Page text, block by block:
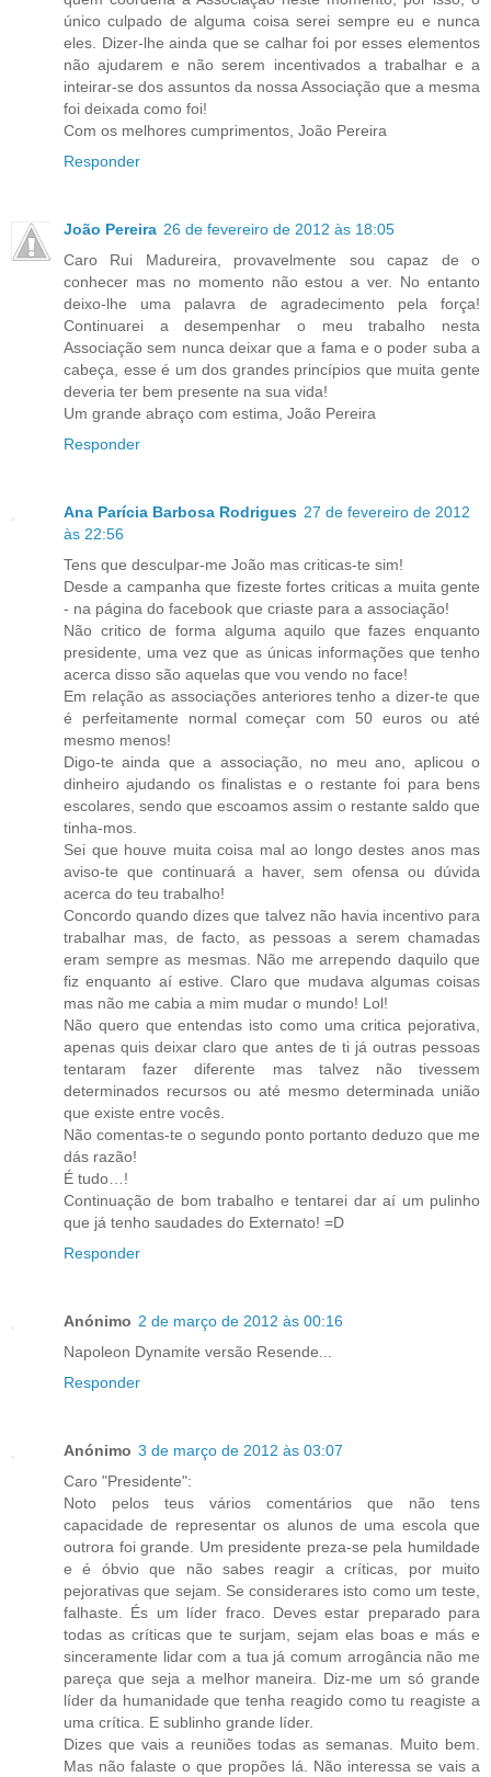
único culpado de alguma coisa serei sempre eu e nunca
eles. Dizer-lhe ainda que se calhar foi por esses elementos
não ajudarem e não serem incentivados a trabalhar e a
inteirar-se dos assuntos da nossa Associação que a mesma
foi deixada como foi!
Com os melhores cumprimentos, João Pereira
Responder
João Pereira 26 de fevereiro de 2012 às 18:05
Caro Rui Madureira, provavelmente sou capaz de o
conhecer mas no momento não estou a ver. No entanto
deixo-lhe uma palavra de agradecimento pela força!
Continuarei a desempenhar o meu trabalho nesta
Associação sem nunca deixar que a fama e o poder suba a
cabeça, esse é um dos grandes princípios que muita gente
deveria ter bem presente na sua vida!
Um grande abraço com estima, João Pereira
Responder
Ana Parícia Barbosa Rodrigues 27 de fevereiro de 2012
às 22:56
Tens que desculpar-me João mas criticas-te sim!
Desde a campanha que fizeste fortes criticas a muita gente
- na página do facebook que criaste para a associação!
Não critico de forma alguma aquilo que fazes enquanto
presidente, uma vez que as únicas informações que tenho
acerca disso são aquelas que vou vendo no face!
Em relação as associações anteriores tenho a dizer-te que
é perfeitamente normal começar com 50 euros ou até
mesmo menos!
Digo-te ainda que a associação, no meu ano, aplicou o
dinheiro ajudando os finalistas e o restante foi para bens
escolares, sendo que escoamos assim o restante saldo que
tinha-mos.
Sei que houve muita coisa mal ao longo destes anos mas
aviso-te que continuará a haver, sem ofensa ou dúvida
acerca do teu trabalho!
Concordo quando dizes que talvez não havia incentivo para
trabalhar mas, de facto, as pessoas a serem chamadas
eram sempre as mesmas. Não me arrependo daquilo que
fiz enquanto aí estive. Claro que mudava algumas coisas
mas não me cabia a mim mudar o mundo! Lol!
Não quero que entendas isto como uma critica pejorativa,
apenas quis deixar claro que antes de ti já outras pessoas
tentaram fazer diferente mas talvez não tivessem
determinados recursos ou até mesmo determinada união
que existe entre vocês.
Não comentas-te o segundo ponto portanto deduzo que me
dás razão!
É tudo…!
Continuação de bom trabalho e tentarei dar aí um pulinho
que já tenho saudades do Externato! =D
Responder
Anónimo 2 de março de 2012 às 00:16
Napoleon Dynamite versão Resende...
Responder
Anónimo 3 de março de 2012 às 03:07
Caro "Presidente":
Noto pelos teus vários comentários que não tens
capacidade de representar os alunos de uma escola que
outrora foi grande. Um presidente preza-se pela humildade
e é óbvio que não sabes reagir a críticas, por muito
pejorativas que sejam. Se considerares isto como um teste,
falhaste. És um líder fraco. Deves estar preparado para
todas as críticas que te surjam, sejam elas boas e más e
sinceramente lidar com a tua já comum arrogância não me
pareça que seja a melhor maneira. Diz-me um só grande
líder da humanidade que tenha reagido como tu reagiste a
uma crítica. E sublinho grande líder.
Dizes que vais a reuniões todas as semanas. Muito bem.
Mas não falaste o que propões lá. Não interessa se vais a